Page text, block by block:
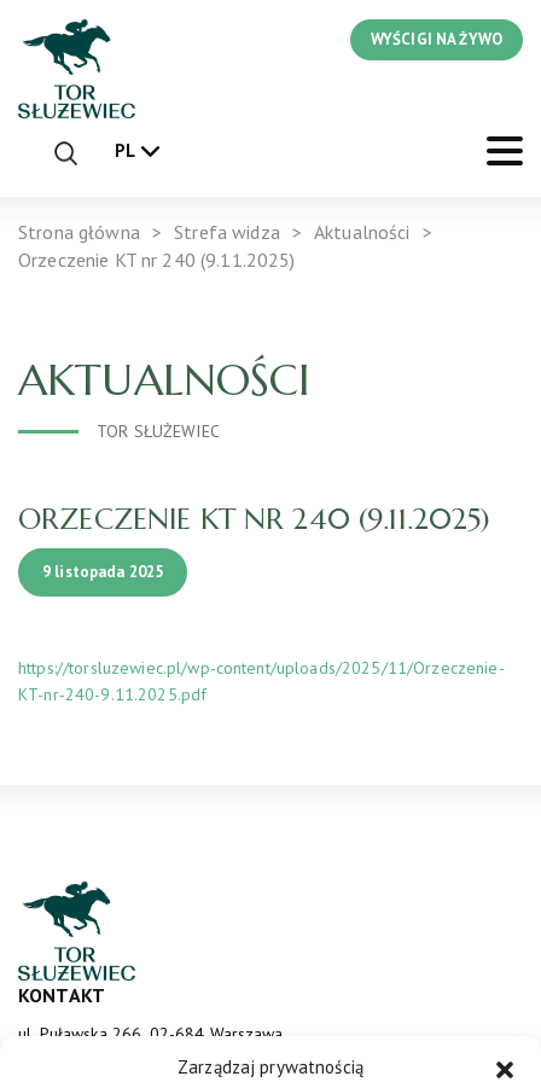
Zarządzaj prywatnością
WYŚCIGI NA ŻYWO
PL
Strona główna Strefa widza
Aktualności
Orzeczenie KT nr 240 (9.11.2025)
AKTUALNOŚCI
TOR SŁUŻEWIEC
ORZECZENIE KT NR 240 (9.11.2025)
9 listopada 2025
https://torsluzewiec.pl/wp-content/uploads/2025/11/Orzeczenie-
KT-nr-240-9.11.2025.pdf
KONTAKT
ul. Puławska 266, 02-684 Warszawa
sluzewiec@totalizator.pl